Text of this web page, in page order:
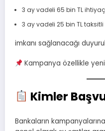
3 ay vadeli 65 bin TL
3 ay vadeli 25 bin TL
imkanı sağlanacağı
Kampanya özellikle
Kimler
Bankaların